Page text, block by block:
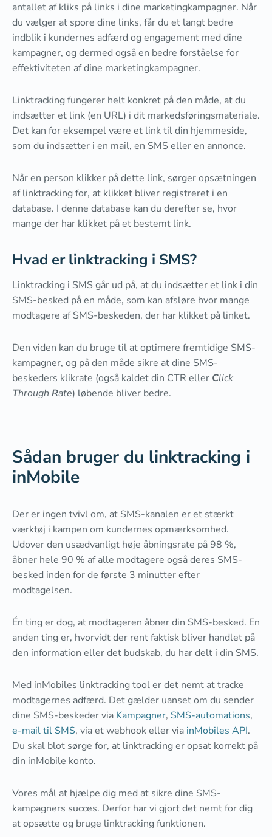
antallet af kliks på links i dine marketingkampagner. Når
du vælger at spore dine links, får du et langt bedre
indblik i kundernes adfærd og engagement med dine
kampagner, og dermed også en bedre forståelse for
effektiviteten af dine marketingkampagner.
Linktracking fungerer helt konkret på den måde, at du
indsætter et link (en URL) i dit markedsføringsmateriale.
Det kan for eksempel være et link til din hjemmeside,
som du indsætter i en mail, en SMS eller en annonce.
Når en person klikker på dette link, sørger opsætningen
af linktracking for, at klikket bliver registreret i en
database. I denne database kan du derefter se, hvor
mange der har klikket på et bestemt link.
Hvad er linktracking i SMS?
Linktracking i SMS går ud på, at du indsætter et link i din
SMS-besked på en måde, som kan afsløre hvor mange
modtagere af SMS-beskeden, der har klikket på linket.
Den viden kan du bruge til at optimere fremtidige SMS-
kampagner, og på den måde sikre at dine SMS-
beskeders klikrate (også kaldet din CTR eller Click
Through Rate) løbende bliver bedre.
Sådan bruger du linktracking i
inMobile
Der er ingen tvivl om, at SMS-kanalen er et stærkt
værktøj i kampen om kundernes opmærksomhed.
Udover den usædvanligt høje åbningsrate på 98 %,
åbner hele 90 % af alle modtagere også deres SMS-
besked inden for de første 3 minutter efter
modtagelsen.
Én ting er dog, at modtageren åbner din SMS-besked. En
anden ting er, hvorvidt der rent faktisk bliver handlet på
den information eller det budskab, du har delt i din SMS.
Med inMobiles linktracking tool er det nemt at tracke
modtagernes adfærd. Det gælder uanset om du sender
dine SMS-beskeder via Kampagner, SMS-automations,
e-mail til SMS, via et webhook eller via inMobiles API.
Du skal blot sørge for, at linktracking er opsat korrekt på
din inMobile konto.
Vores mål at hjælpe dig med at sikre dine SMS-
kampagners succes. Derfor har vi gjort det nemt for dig
at opsætte og bruge linktracking funktionen.